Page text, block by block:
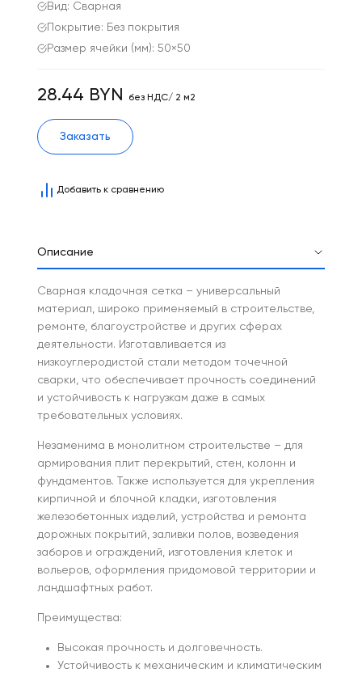
Вид: Сварная
Покрытие: Без покрытия
Размер ячейки (мм): 50×50
28.44 BYN без НДС/ 2 м2
Заказать
Добавить к сравнению
Описание
Сварная кладочная сетка – универсальный
материал, широко применяемый в строительстве,
ремонте, благоустройстве и других сферах
деятельности. Изготавливается из
низкоуглеродистой стали методом точечной
сварки, что обеспечивает прочность соединений
и устойчивость к нагрузкам даже в самых
требовательных условиях.
Незаменима в монолитном строительстве – для
армирования плит перекрытий, стен, колонн и
фундаментов. Также используется для укрепления
кирпичной и блочной кладки, изготовления
железобетонных изделий, устройства и ремонта
дорожных покрытий, заливки полов, возведения
заборов и ограждений, изготовления клеток и
вольеров, оформления придомовой территории и
ландшафтных работ.
Преимущества:
Высокая прочность и долговечность.
Устойчивость к механическим и климатическим